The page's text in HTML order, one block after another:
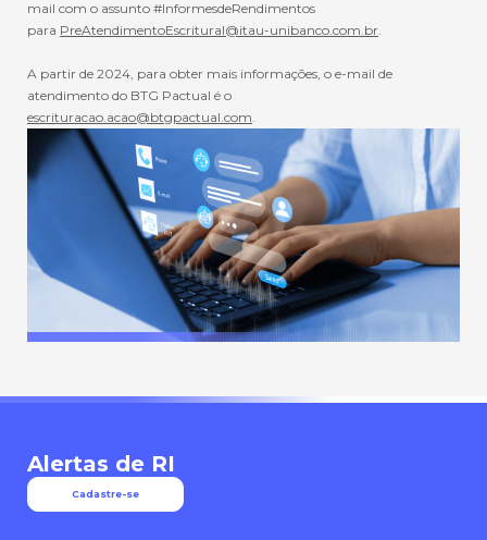
mail com o assunto #InformesdeRendimentos
para PreAtendimentoEscritural@itau-unibanco.com.br
A partir de 2024, para obter mais informações, o e-mail de
atendimento do BTG Pactual é o
escrituracao.acao@btgpactual.com
Alertas de RI
Cadastre-se